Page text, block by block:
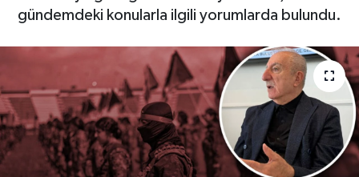
gündemdeki konularla ilgili yorumlarda bulundu.